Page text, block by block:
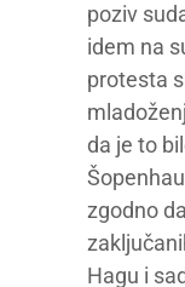
poziv
idem na
protesta
da je to
zgodno
Hagu i